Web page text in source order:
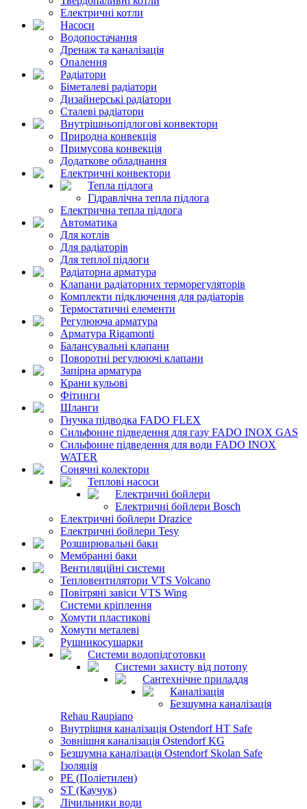
Електричні котли
Насоси
Водопостачання
Дренаж та каналізація
Опалення
Радіатори
Біметалеві радіатори
Дизайнерські радіатори
Сталеві радіатори
Внутрішньопідлогові конвектори
Природна конвекція
Примусова конвекція
Додаткове обладнання
Електричні конвектори
Тепла підлога
Гідравлічна тепла підлога
Електрична тепла підлога
Автоматика
Для котлів
Для радіаторів
Для теплої підлоги
Радіаторна арматура
Клапани радіаторних терморегуляторів
Комплекти підключення для радіаторів
Термостатичні елементи
Регулююча арматура
Арматура Rigamonti
Балансувальні клапани
Поворотні регулюючі клапани
Запірна арматура
Крани кульові
Фітинги
Шланги
Гнучка підводка FADO FLEX
Сильфонне підведення для газу FADO INOX GAS
Сильфонне підведення для води FADO INOX
WATER
Сонячні колектори
Теплові насоси
Електричні бойлери
Електричні бойлери Bosch
Електричні бойлери Drazice
Електричні бойлери Tesy
Розширювальні баки
Мембранні баки
Вентиляційні системи
Тепловентилятори VTS Volcano
Повітряні завіси VTS Wing
Системи кріплення
Хомути пластикові
Хомути металеві
Рушникосушарки
Системи водопідготовки
Системи захисту від потопу
Сантехнічне приладдя
Каналізація
Безшумна каналізація
Rehau Raupiano
Внутрішня каналізація Ostendorf HT Safe
Зовнішня каналізація Ostendorf KG
Безшумна каналізація Ostendorf Skolan Safe
Ізоляція
PE (Поліетилен)
ST (Каучук)
Лічильники води